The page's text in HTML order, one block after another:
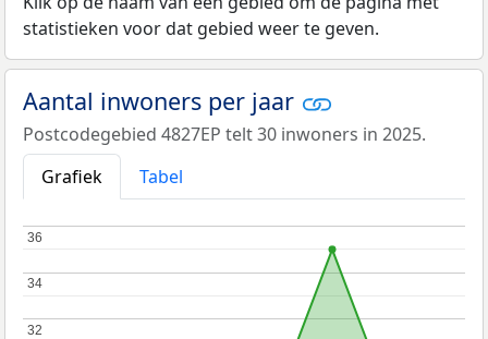
statistieken voor dat gebied weer te geven.
Aantal inwoners per jaar
Postcodegebied 4827EP telt 30 inwoners in 2025.
Grafiek
Tabel
32
32
34
34
36
36